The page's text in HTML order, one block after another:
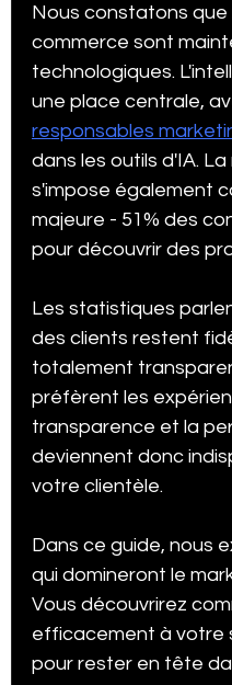
Certification SEMRush
Stratégie Digitale
Expérience Client & CRM
Nous constatons
commerce sont
technologiques.
une place centrale,
responsables
dans les outils d'IA.
s'impose également
majeure - 51% des
pour découvrir des
Les statistiques
des clients restent
totalement
préfèrent les
transparence et la
deviennent donc
votre clientèle.
Dans ce guide, nous
qui domineront le
Vous découvrirez
efficacement à votre
pour rester en tête